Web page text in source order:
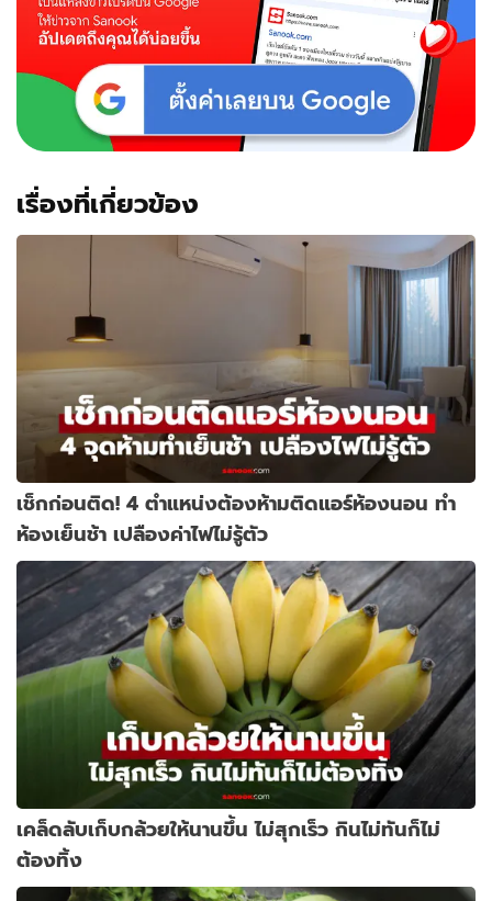
เรื่องที่เกี่ยวข้อง
เช็กก่อนติด! 4 ตำแหน่งต้องห้ามติดแอร์ห้องนอน ทำ
ห้องเย็นช้า เปลืองค่าไฟไม่รู้ตัว
เคล็ดลับเก็บกล้วยให้นานขึ้น ไม่สุกเร็ว กินไม่ทันก็ไม่
ต้องทิ้ง